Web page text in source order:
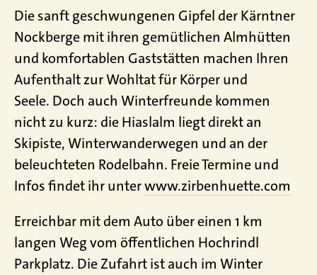
Die sanft geschwungenen Gipfel der Kärntner
Nockberge mit ihren gemütlichen Almhütten
und komfortablen Gaststätten machen Ihren
Aufenthalt zur Wohltat für Körper und
Seele. Doch auch Winterfreunde kommen
nicht zu kurz: die Hiaslalm liegt direkt an
Skipiste, Winterwanderwegen und an der
beleuchteten Rodelbahn. Freie Termine und
Infos findet ihr unterwww.zirbenhuette.com
Erreichbar mit dem Auto über einen 1 km
langen Weg vom öffentlichen Hochrindl
Parkplatz. Die Zufahrt ist auch im Winter